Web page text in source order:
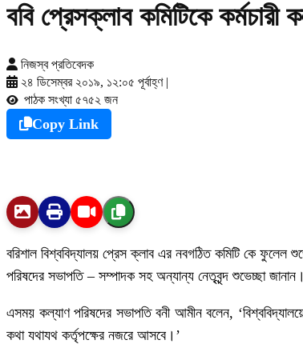
ববি প্রেসক্লাব কমিটিকে
নিজস্ব প্রতিবেদক
২৪ ডিসেম্বর ২০১৯, ১২:০৫ পূর্বাহ্ণ |
পাঠক সংখ্যা ৫৭৫২ জন
Copy Link
বরিশাল বিশ্ববিদ্যালয় প্রেস ক্লাব এর নবগঠিত কমিটি কে ফুলেল
পরিষদের সভাপতি – সম্পাদক সহ অন্যান্য নেতৃবৃন্দ শুভেচ্ছা জানান।
এসময় কল্যাণ পরিষদের সভাপতি বনী আমীন বলেন, ‘বিশ্ববিদ্যালয়ে
কথা যথাযথ কর্তৃপক্ষের নজরে আসবে।’